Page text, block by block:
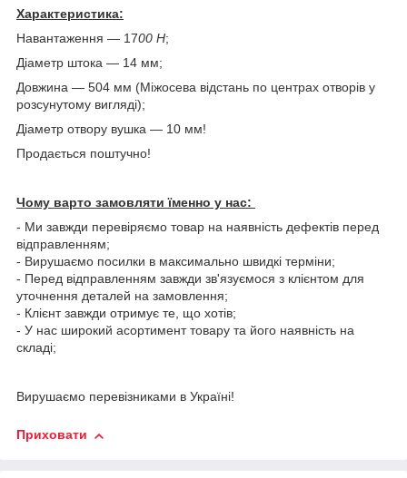
Характеристика:
Навантаження — 1700 Н;
Діаметр штока — 14 мм;
Довжина — 504 мм (Міжосева відстань по центрах отворів у
розсунутому вигляді);
Діаметр отвору вушка — 10 мм!
Продається поштучно!
Чому варто замовляти їменно у нас:
- Ми завжди перевіряємо товар на наявність дефектів перед
відправленням;
- Вирушаємо посилки в максимально швидкі терміни;
- Перед відправленням завжди зв'язуємося з клієнтом для
уточнення деталей на замовлення;
- Клієнт завжди отримує те, що хотів;
- У нас широкий асортимент товару та його наявність на
складі;
Вирушаємо перевізниками в Україні!
Приховати